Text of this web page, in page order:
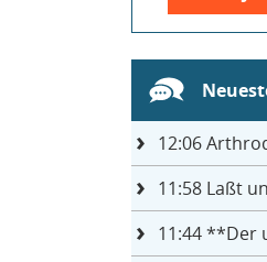
12:06
11:58Laßt uns ein
11:44**Der